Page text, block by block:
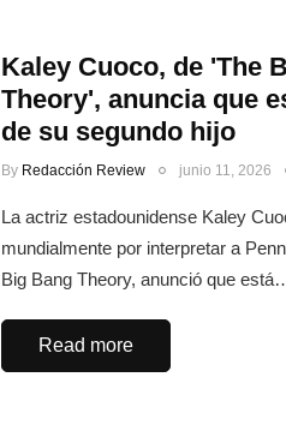
Kaley Cuoco, de 'The
Theory', anuncia que
de su segundo hijo
By Redacción Review junio 11, 2026
La actriz estadounidense Kaley
mundialmente por interpretar a
Big Bang Theory, anunció que
Read more